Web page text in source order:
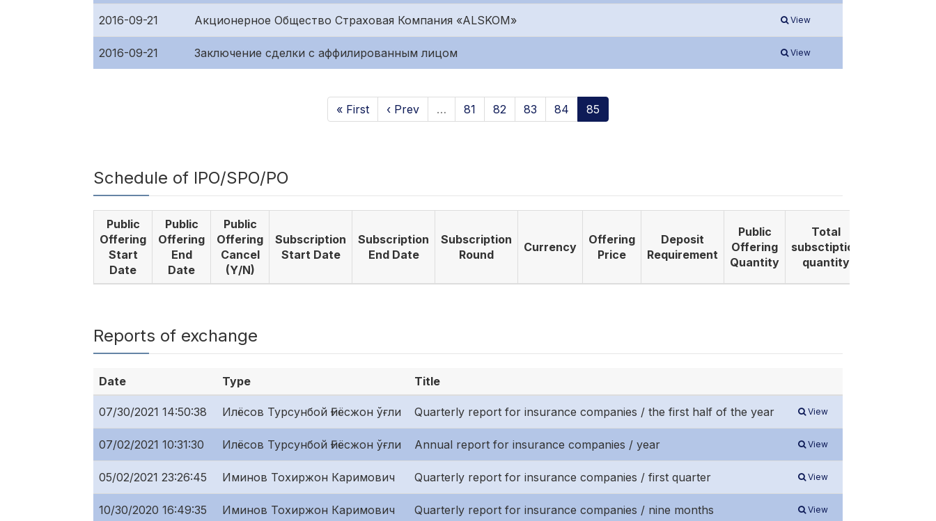
2016-09-21 Акционерное Общество Страховая Компания «ALSKOM» View
2016-09-21 Заключение сделки с аффилированным лицом View
« First ‹ Prev … 81 82 83 84 85
Schedule of IPO/SPO/PO
Public
Offering
Start
Date
Public
Offering
End
Date
Public
Offering
Cancel
(Y/N)
Subscription
Start Date
Subscription
End Date
Subscription
Round
Currency
Offering
Price
Deposit
Requirement
Public
Offering
Quantity
Total
subsctiption
quantity
Reports of exchange
Date Type Title
07/30/2021 14:50:38 Илёсов Турсунбой Ғиёсжон ўғли Quarterly report for insurance companies / the first half of the year View
07/02/2021 10:31:30 Илёсов Турсунбой Ғиёсжон ўғли Annual report for insurance companies / year View
05/02/2021 23:26:45 Иминов Тохиржон Каримович Quarterly report for insurance companies / first quarter View
10/30/2020 16:49:35 Иминов Тохиржон Каримович Quarterly report for insurance companies / nine months View